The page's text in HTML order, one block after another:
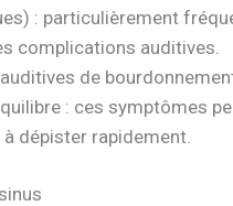
: particulièrement
complications auditives.
de
: ces symptômes
dépister rapidement.